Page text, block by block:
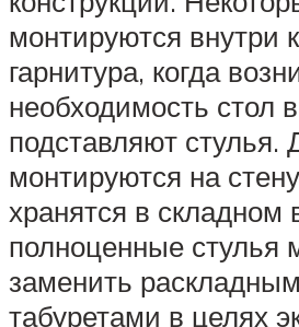
монтируются внутри
гарнитура, когда
необходимость стол
подставляют стулья.
монтируются на
хранятся в складном
полноценные стулья
заменить
табуретами в целях